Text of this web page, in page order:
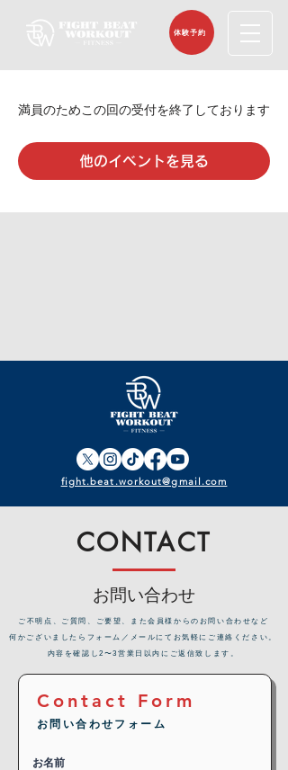
体験予約
満員のためこの回の受付を終了しております
他のイベントを見る
fight.beat.workout@gmail.com
CONTACT
お問い合わせ
​ご不明点、ご質問、ご要望、また会員様からのお問い合わせなど
何かございましたらフォーム／メールにてお気軽にご連絡ください。
内容を確認し2〜3営業日以内にご返信致します。
Contact Form
お問い合わせフォーム
お名前